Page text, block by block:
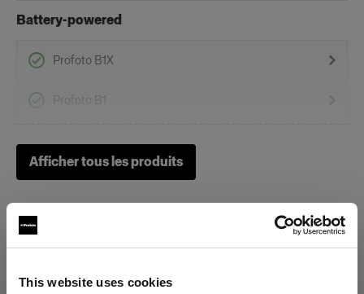
This website uses cookies
Battery-powered
Profoto B1X
Profoto B1
Profoto A2
Afficher tous les produits